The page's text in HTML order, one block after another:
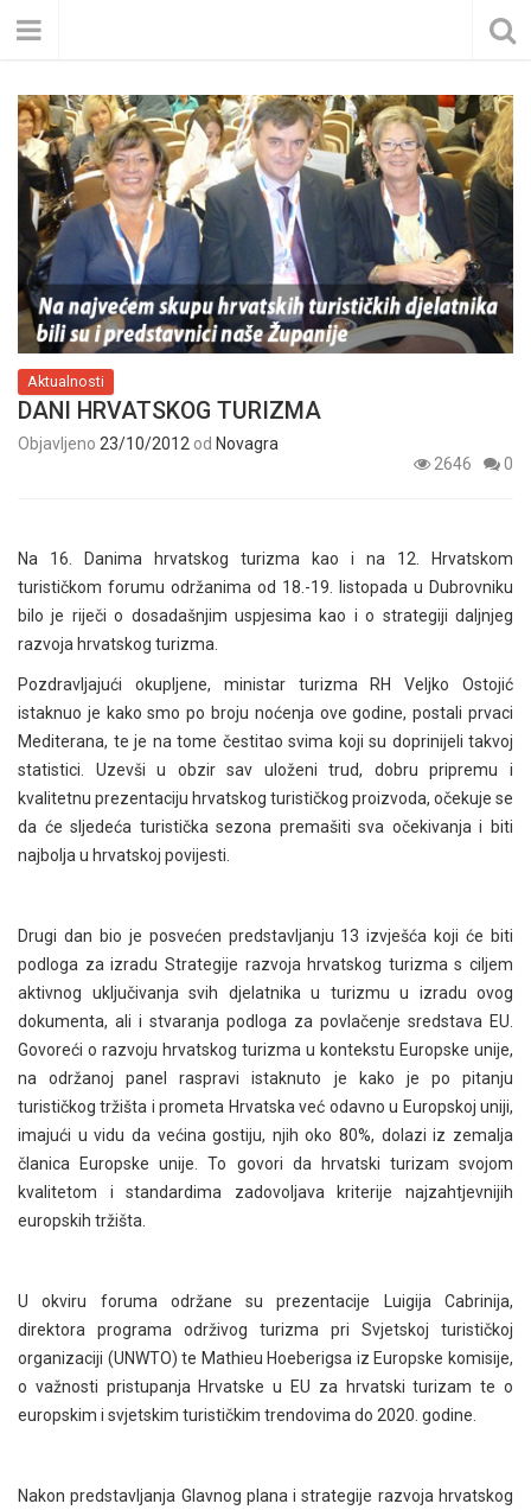
Aktualnosti
DANI HRVATSKOG TURIZMA
Objavljeno 23/10/2012 od Novagra
2646
0
Na 16. Danima hrvatskog turizma kao i na 12. Hrvatskom
turističkom forumu održanima od 18.-19. listopada u Dubrovniku
bilo je riječi o dosadašnjim uspjesima kao i o strategiji daljnjeg
razvoja hrvatskog turizma.
Pozdravljajući okupljene, ministar turizma RH Veljko Ostojić
istaknuo je kako smo po broju noćenja ove godine, postali prvaci
Mediterana, te je na tome čestitao svima koji su doprinijeli takvoj
statistici. Uzevši u obzir sav uloženi trud, dobru pripremu i
kvalitetnu prezentaciju hrvatskog turističkog proizvoda, očekuje se
da će sljedeća turistička sezona premašiti sva očekivanja i biti
najbolja u hrvatskoj povijesti.
Drugi dan bio je posvećen predstavljanju 13 izvješća koji će biti
podloga za izradu Strategije razvoja hrvatskog turizma s ciljem
aktivnog uključivanja svih djelatnika u turizmu u izradu ovog
dokumenta, ali i stvaranja podloga za povlačenje sredstava EU.
Govoreći o razvoju hrvatskog turizma u kontekstu Europske unije,
na održanoj panel raspravi istaknuto je kako je po pitanju
turističkog tržišta i prometa Hrvatska već odavno u Europskoj uniji,
imajući u vidu da većina gostiju, njih oko 80%, dolazi iz zemalja
članica Europske unije. To govori da hrvatski turizam svojom
kvalitetom i standardima zadovoljava kriterije najzahtjevnijih
europskih tržišta.
U okviru foruma održane su prezentacije Luigija Cabrinija,
direktora programa održivog turizma pri Svjetskoj turističkoj
organizaciji (UNWTO) te Mathieu Hoeberigsa iz Europske komisije,
o važnosti pristupanja Hrvatske u EU za hrvatski turizam te o
europskim i svjetskim turističkim trendovima do 2020. godine.
Nakon predstavljanja Glavnog plana i strategije razvoja hrvatskog